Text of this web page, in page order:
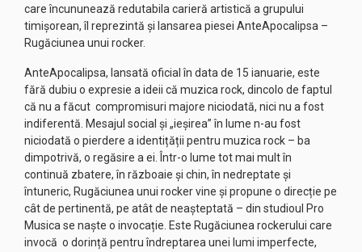
care încununează redutabila carieră artistică a grupului
timișorean, îl reprezintă și lansarea piesei AnteApocalipsa –
Rugăciunea unui rocker.
AnteApocalipsa, lansată oficial în data de 15 ianuarie, este
fără dubiu o expresie a ideii că muzica rock, dincolo de faptul
că nu a făcut compromisuri majore niciodată, nici nu a fost
indiferentă. Mesajul social și „ieșirea” în lume n-au fost
niciodată o pierdere a identițății pentru muzica rock – ba
dimpotrivă, o regăsire a ei. Într-o lume tot mai mult în
continuă zbatere, în războaie și chin, în nedreptate și
întuneric, Rugăciunea unui rocker vine și propune o direcție pe
cât de pertinentă, pe atât de neașteptată – din studioul Pro
Musica se naște o invocație. Este Rugăciunea rockerului care
invocă o dorință pentru îndreptarea unei lumi imperfecte,